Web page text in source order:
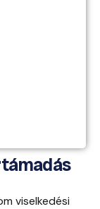
viselkedési